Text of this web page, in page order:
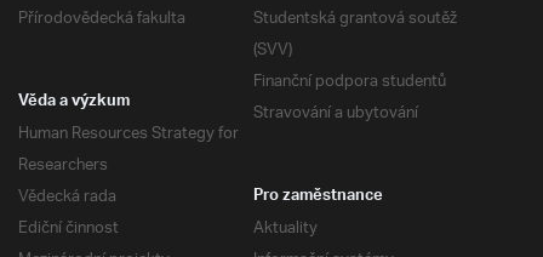
Přírodovědecká fakulta
Studentská grantová soutěž
(SVV)
Finanční podpora studentů
Stravování a ubytování
Věda a výzkum
Human Resources Strategy for
Researchers
Vědecká rada
Ediční činnost
Pro zaměstnance
Aktuality